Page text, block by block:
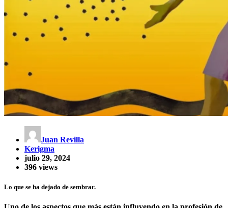
Juan Revilla
Kerigma
julio 29, 2024
396 views
Lo que se ha dejado de sembrar.